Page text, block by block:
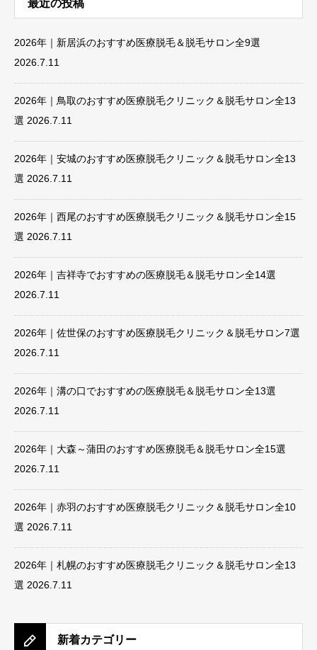
最近の投稿
2026年｜新居浜のおすすめ医療脱毛＆脱毛サロン全9選
2026.7.11
2026年｜鳥取のおすすめ医療脱毛クリニック＆脱毛サロン全13
選 2026.7.11
2026年｜安城のおすすめ医療脱毛クリニック＆脱毛サロン全13
選 2026.7.11
2026年｜西尾のおすすめ医療脱毛クリニック＆脱毛サロン全15
選 2026.7.11
2026年｜吉祥寺でおすすめの医療脱毛＆脱毛サロン全14選
2026.7.11
2026年｜佐世保のおすすめ医療脱毛クリニック＆脱毛サロン7選
2026.7.11
2026年｜溝の口でおすすめの医療脱毛＆脱毛サロン全13選
2026.7.11
2026年｜大森～蒲田のおすすめ医療脱毛＆脱毛サロン全15選
2026.7.11
2026年｜赤羽のおすすめ医療脱毛クリニック＆脱毛サロン全10
選 2026.7.11
2026年｜札幌のおすすめ医療脱毛クリニック＆脱毛サロン全13
選 2026.7.11
新着カテゴリー